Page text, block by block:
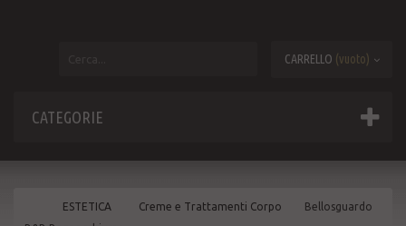
CARRELLO (vuoto)
CATEGORIE
ESTETICA Creme e Trattamenti Corpo
Bellosguardo